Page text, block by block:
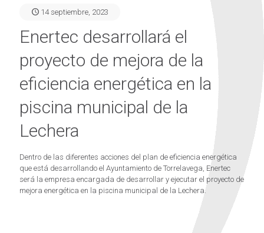
14 septiembre, 2023
Enertec desarrollará el
proyecto de mejora de la
eficiencia energética en la
piscina municipal de la
Lechera
Dentro de las diferentes acciones del plan de eficiencia energética
que está desarrollando el Ayuntamiento de Torrelavega, Enertec
será la empresa encargada de desarrollar y ejecutar el proyecto de
mejora energética en la piscina municipal de la Lechera.